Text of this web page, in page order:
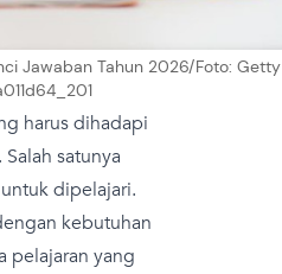
Jawaban Tahun 2026/Foto: Getty
harus dihadapi
satunya
dipelajari.
kebutuhan
pelajaran yang